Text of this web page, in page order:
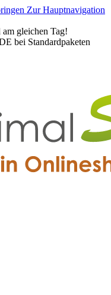
Zur Hauptnavigation
gleichen Tag!
bei Standardpaketen